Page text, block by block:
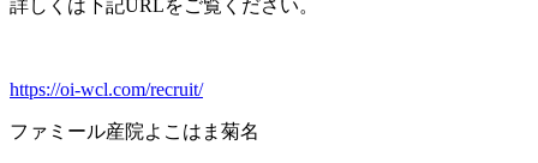
詳しくは下記URLをご覧ください。
https://oi-wcl.com/recruit/
ファミール産院よこはま菊名